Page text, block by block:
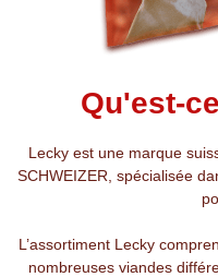
Qu'est-
Lecky est une marque
SCHWEIZER, spécialisée
L’assortiment Lecky
nombreuses viandes